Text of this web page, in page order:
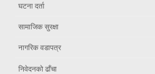
घटना दर्ता
सामाजिक सुरक्षा
नागरिक वडापत्र
निवेदनको ढाँचा